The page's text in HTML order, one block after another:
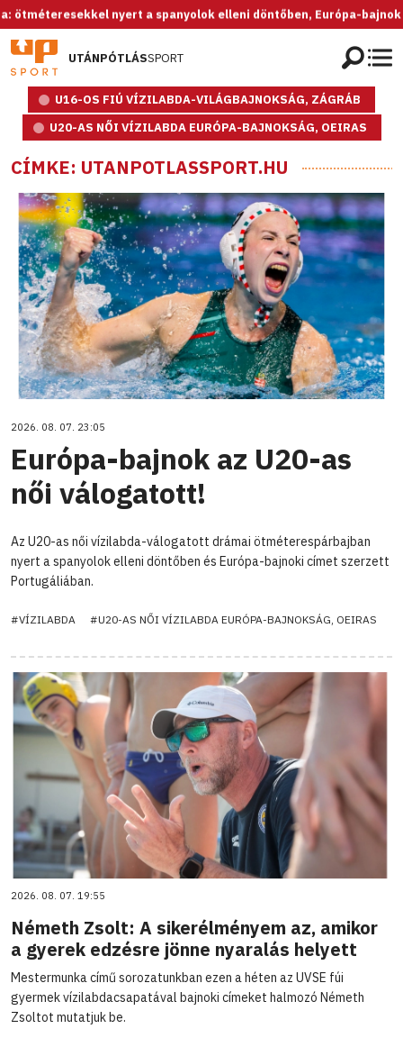
nyert a spanyolok elleni döntőben, Európa-bajnok az U20-as női
UTÁNPÓTLÁSSPORT
U16-OS FIÚ VÍZILABDA-VILÁGBAJNOKSÁG, ZÁGRÁB
U20-AS NŐI VÍZILABDA EURÓPA-BAJNOKSÁG, OEIRAS
CÍMKE: UTANPOTLASSPORT.HU
2026. 08. 07. 23:05
Európa-bajnok az U20-as
női válogatott!
Az U20-as női vízilabda-válogatott drámai ötméterespárbajban
nyert a spanyolok elleni döntőben és Európa-bajnoki címet szerzett
Portugáliában.
#VÍZILABDA #U20-AS NŐI VÍZILABDA EURÓPA-BAJNOKSÁG, OEIRAS
2026. 08. 07. 19:55
Németh Zsolt: A sikerélményem az, amikor
a gyerek edzésre jönne nyaralás helyett
Mestermunka című sorozatunkban ezen a héten az UVSE fúi
gyermek vízilabdacsapatával bajnoki címeket halmozó Németh
Zsoltot mutatjuk be.